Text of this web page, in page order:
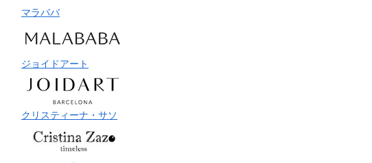
マラババ
ジョイドアート
クリスティーナ・サソ